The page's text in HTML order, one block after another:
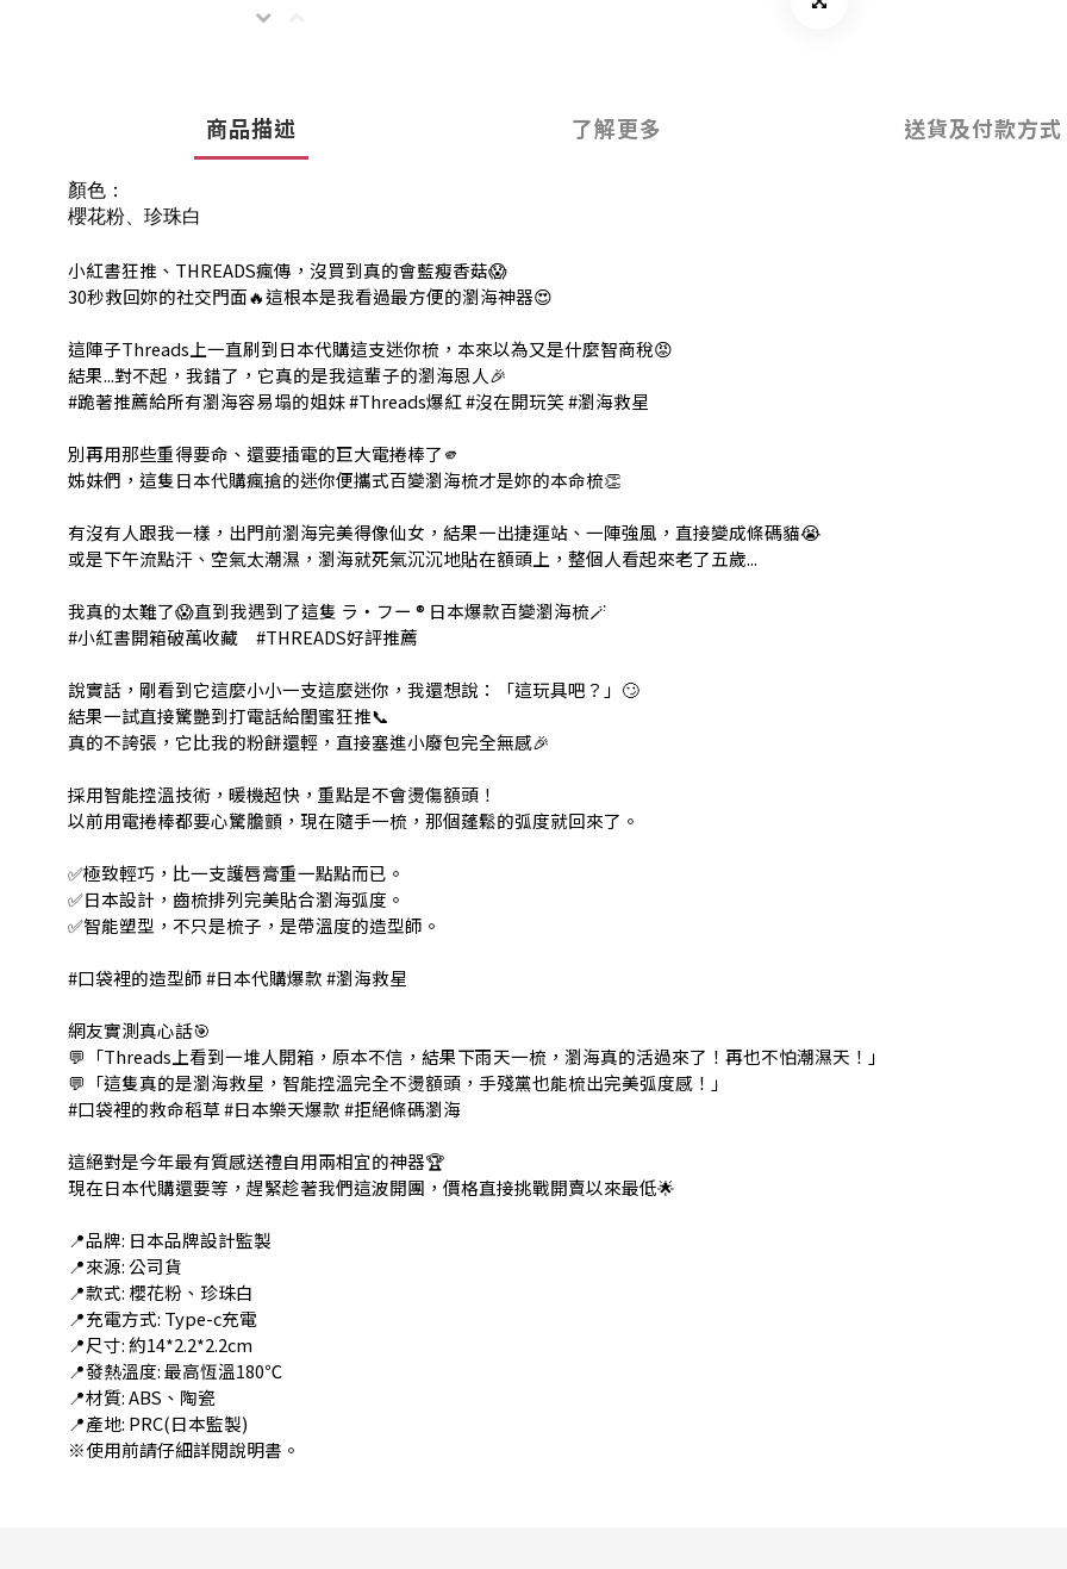
商品描述 了解更多 送貨及付款方式
顏色：
櫻花粉、珍珠白
小紅書狂推、THREADS瘋傳，沒買到真的會藍瘦香菇😱
30秒救回妳的社交門面🔥這根本是我看過最方便的瀏海神器😍
這陣子Threads上一直刷到日本代購這支迷你梳，本來以為又是什麼智商稅😡
結果...對不起，我錯了，它真的是我這輩子的瀏海恩人🎉
#跪著推薦給所有瀏海容易塌的姐妹 #Threads爆紅 #沒在開玩笑 #瀏海救星
別再用那些重得要命、還要插電的巨大電捲棒了🫵
姊妹們，這隻日本代購瘋搶的迷你便攜式百變瀏海梳才是妳的本命梳👏
有沒有人跟我一樣，出門前瀏海完美得像仙女，結果一出捷運站、一陣強風，直接變成條碼貓😭
或是下午流點汗、空氣太潮濕，瀏海就死氣沉沉地貼在額頭上，整個人看起來老了五歲...
我真的太難了😱直到我遇到了這隻 ラ・フー ® 日本爆款百變瀏海梳🪄
#小紅書開箱破萬收藏 #THREADS好評推薦
說實話，剛看到它這麼小小一支這麼迷你，我還想說：「這玩具吧？」🙄
結果一試直接驚艷到打電話給閨蜜狂推📞
真的不誇張，它比我的粉餅還輕，直接塞進小廢包完全無感🎉
採用智能控溫技術，暖機超快，重點是不會燙傷額頭！
以前用電捲棒都要心驚膽顫，現在隨手一梳，那個蓬鬆的弧度就回來了。
✅極致輕巧，比一支護唇膏重一點點而已。
✅日本設計，齒梳排列完美貼合瀏海弧度。
✅智能塑型，不只是梳子，是帶溫度的造型師。
#口袋裡的造型師 #日本代購爆款 #瀏海救星
網友實測真心話🎯
💬「Threads上看到一堆人開箱，原本不信，結果下雨天一梳，瀏海真的活過來了！再也不怕潮濕天！」
💬「這隻真的是瀏海救星，智能控溫完全不燙額頭，手殘黨也能梳出完美弧度感！」
#口袋裡的救命稻草 #日本樂天爆款 #拒絕條碼瀏海
這絕對是今年最有質感送禮自用兩相宜的神器🏆
現在日本代購還要等，趕緊趁著我們這波開團，價格直接挑戰開賣以來最低🌟
📍品牌: 日本品牌設計監製
📍來源: 公司貨
📍款式: 櫻花粉、珍珠白
📍充電方式: Type-c充電
📍尺寸: 約14*2.2*2.2cm
📍發熱溫度: 最高恆溫180℃
📍材質: ABS、陶瓷
📍產地: PRC(日本監製)
※使用前請仔細詳閱說明書。